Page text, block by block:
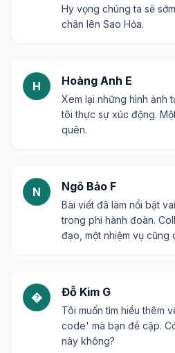
Hy vọng chúng ta sẽ
chân lên Sao Hỏa.
H Hoàng Anh E
Xem lại những hình ảnh
tôi thực sự xúc động.
quên.
N Ngô Bảo F
Bài viết đã làm nổi bật
trong phi hành đoàn.
đạo, một nhiệm vụ cũng
� Đỗ Kim G
Tôi muốn tìm hiểu thêm
code' mà bạn đề cập.
này không?